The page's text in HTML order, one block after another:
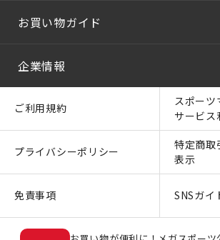
お買い物ガイド
企業情報
ご利用規約
スポーツ
サービス
プライバシーポリシー
特定商取
表示
免責事項 SNSガイ